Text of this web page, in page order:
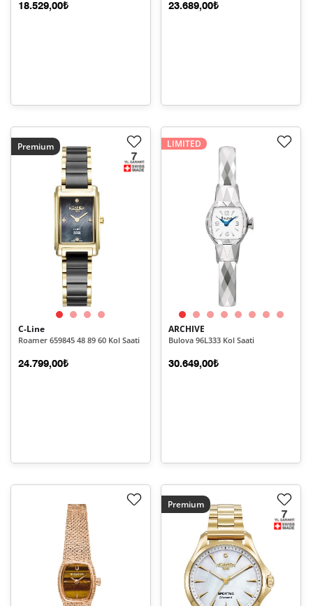
18.529,00₺ 23.689,00₺
Premium
C-Line
Roamer 659845 48 89 60 Kol Saati
24.799,00₺
LIMITED
ARCHIVE
Bulova 96L333 Kol Saati
30.649,00₺
Premium